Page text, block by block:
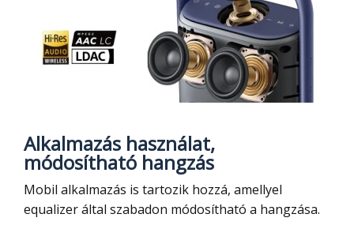
Alkalmazás használat,
módosítható hangzás
Mobil alkalmazás is tartozik hozzá, amellyel
equalizer által szabadon módosítható a hangzása.